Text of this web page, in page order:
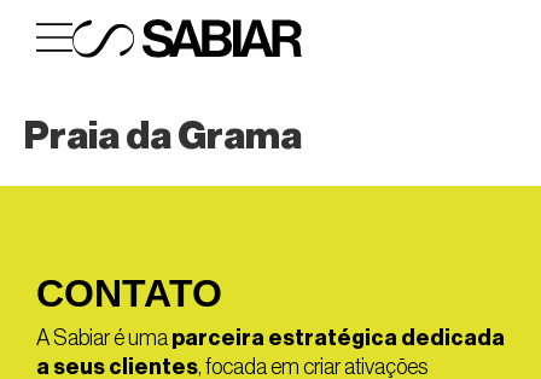
Praia da Grama
CONTATO
A Sabiar é uma parceira estratégica dedicada
a seus clientes, focada em criar ativações